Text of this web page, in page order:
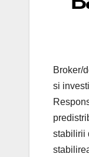
Broker/
si
stabilirii